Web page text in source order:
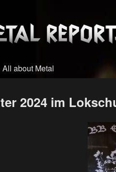
All about Metal
2024 im